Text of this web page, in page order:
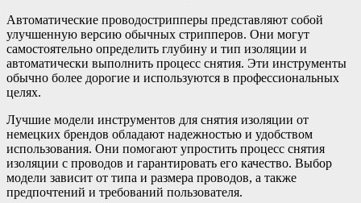
Автоматические проводострипперы представляют собой
улучшенную версию обычных стрипперов. Они могут
самостоятельно определить глубину и тип изоляции и
автоматически выполнить процесс снятия. Эти инструменты
обычно более дорогие и используются в профессиональных
целях.
Лучшие модели инструментов для снятия изоляции от
немецких брендов обладают надежностью и удобством
использования. Они помогают упростить процесс снятия
изоляции с проводов и гарантировать его качество. Выбор
модели зависит от типа и размера проводов, а также
предпочтений и требований пользователя.